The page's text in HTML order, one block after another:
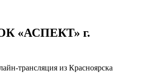
«АСПЕКТ» г.
трансляция из Красноярска